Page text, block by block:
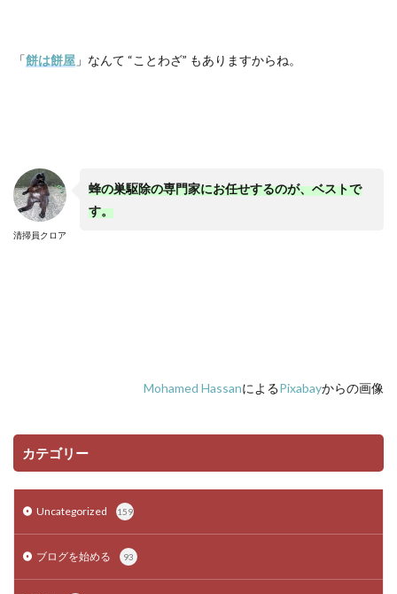
「餅は餅屋 」なんて “ことわざ” もありますからね。
清掃員クロア
蜂の巣駆除の専門家にお任せするのが、ベストで
す。
Mohamed HassanによるPixabayからの画像
カテゴリー
Uncategorized 159
ブログを始める 93